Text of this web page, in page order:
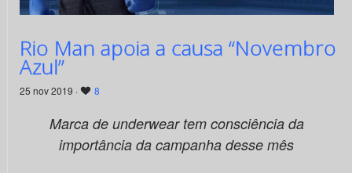
Rio Man apoia a causa “Novembro
Azul”
25 nov 2019 · 8
Marca de underwear tem consciência da
importância da campanha desse mês